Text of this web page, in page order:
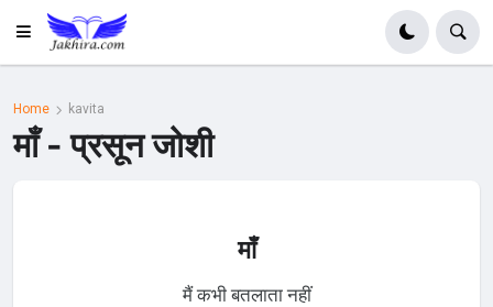
Home kavita
माँ - प्रसून जोशी
माँ
मैं कभी बतलाता नहीं